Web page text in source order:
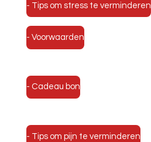
- Tips om stress te verminderen
- Voorwaarden
- Cadeau bon
- Tips om pijn te verminderen